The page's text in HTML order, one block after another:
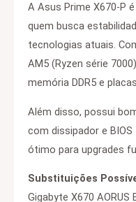
A Asus Prime X670-P
quem busca
tecnologias atuais.
AM5 (Ryzen série
memória DDR5 e
Além disso, possui
com dissipador e
ótimo para upgrades
Substituições
Gigabyte X670 AORUS